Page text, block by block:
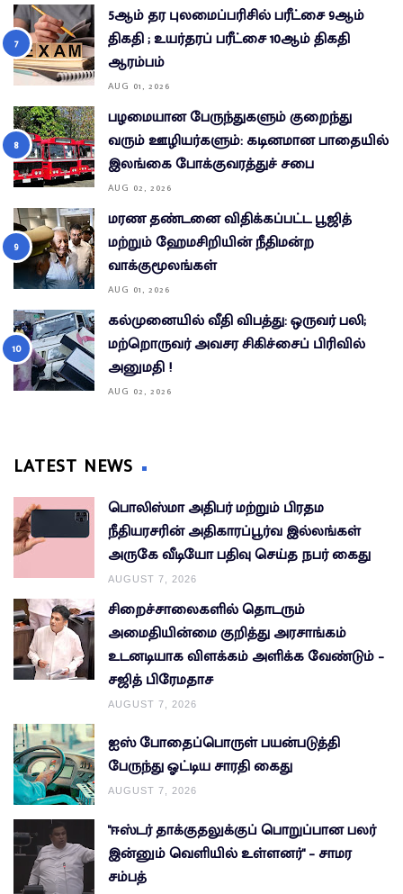
5ஆம் தர புலமைப்பரிசில் பரீட்சை 9ஆம்
திகதி ; உயர்தரப் பரீட்சை 10ஆம் திகதி
ஆரம்பம்
AUG 01, 2026
பழமையான பேருந்துகளும் குறைந்து
வரும் ஊழியர்களும்: கடினமான பாதையில்
இலங்கை போக்குவரத்துச் சபை
AUG 02, 2026
மரண தண்டனை விதிக்கப்பட்ட பூஜித்
மற்றும் ஹேமசிறியின் நீதிமன்ற
வாக்குமூலங்கள்
AUG 01, 2026
கல்முனையில் வீதி விபத்து: ஒருவர் பலி;
மற்றொருவர் அவசர சிகிச்சைப் பிரிவில்
அனுமதி !
AUG 02, 2026
LATEST NEWS
பொலிஸ்மா அதிபர் மற்றும் பிரதம
நீதியரசரின் அதிகாரப்பூர்வ இல்லங்கள்
அருகே வீடியோ பதிவு செய்த நபர் கைது
AUGUST 7, 2026
சிறைச்சாலைகளில் தொடரும்
அமைதியின்மை குறித்து அரசாங்கம்
உடனடியாக விளக்கம் அளிக்க வேண்டும் –
சஜித் பிரேமதாச
AUGUST 7, 2026
ஐஸ் போதைப்பொருள் பயன்படுத்தி
பேருந்து ஓட்டிய சாரதி கைது
AUGUST 7, 2026
"ஈஸ்டர் தாக்குதலுக்குப் பொறுப்பான பலர்
இன்னும் வெளியில் உள்ளனர்" – சாமர
சம்பத்